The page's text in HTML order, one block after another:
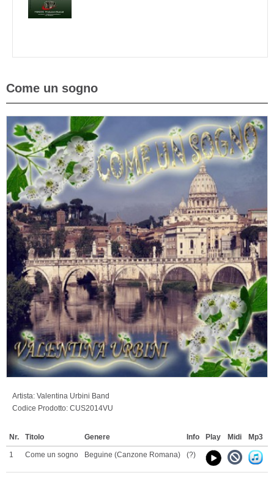
Come un sogno
Artista: Valentina Urbini Band
Codice Prodotto: CUS2014VU
Nr. Titolo Genere Info Play Midi Mp3
1 Come un sogno Beguine (Canzone Romana) (?)